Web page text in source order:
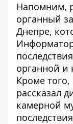
Напомним,
органный
Днепре,
органной и
Кроме
рассказал
камерной